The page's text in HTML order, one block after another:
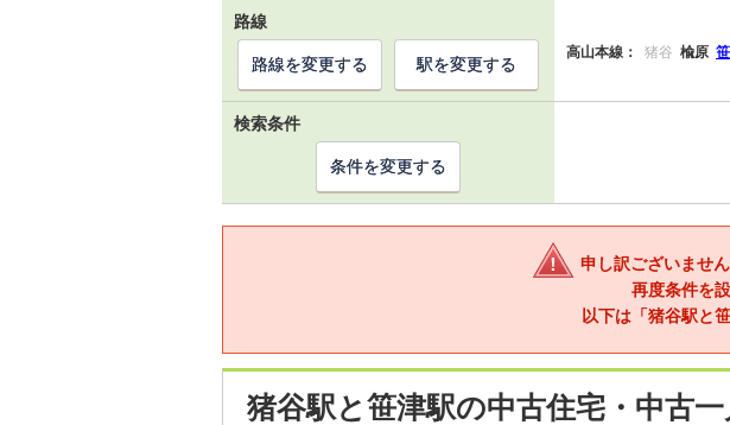
路線
高山本線： 猪谷 楡原
路線を変更する 駅を変更する
検索条件
条件を変更する
申し訳ございませ
再度条件を
以下は「猪谷駅と
猪谷駅と笹津駅の中古住宅・中古